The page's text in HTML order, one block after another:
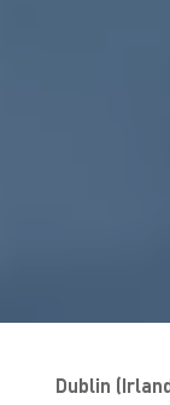
Dublin